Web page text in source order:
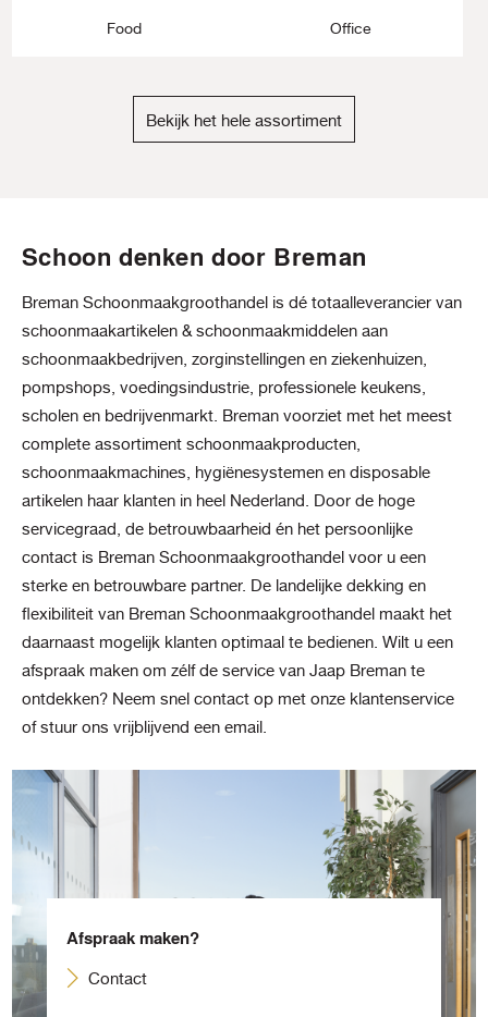
Food Office
Bekijk het hele assortiment
Schoon denken door Breman
Breman Schoonmaakgroothandel is dé totaalleverancier van
schoonmaakartikelen & schoonmaakmiddelen aan
schoonmaakbedrijven, zorginstellingen en ziekenhuizen,
pompshops, voedingsindustrie, professionele keukens,
scholen en bedrijvenmarkt. Breman voorziet met het meest
complete assortiment schoonmaakproducten,
schoonmaakmachines, hygiënesystemen en disposable
artikelen haar klanten in heel Nederland. Door de hoge
servicegraad, de betrouwbaarheid én het persoonlijke
contact is Breman Schoonmaakgroothandel voor u een
sterke en betrouwbare partner. De landelijke dekking en
flexibiliteit van Breman Schoonmaakgroothandel maakt het
daarnaast mogelijk klanten optimaal te bedienen. Wilt u een
afspraak maken om zélf de service van Jaap Breman te
ontdekken? Neem snel contact op met onze klantenservice
of stuur ons vrijblijvend een email.
Afspraak maken?
Contact